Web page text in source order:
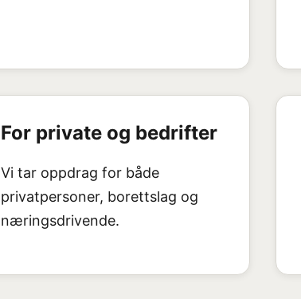
For private og bedrifter
Vi tar oppdrag for både
privatpersoner, borettslag og
næringsdrivende.